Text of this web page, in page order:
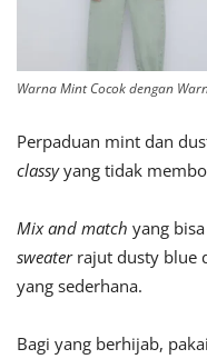
Warna Mint Cocok dengan
Perpaduan mint dan
classyyang tidak
Mix and match yang
sweater rajut dusty blue
yang sederhana.
Bagi yang berhijab,